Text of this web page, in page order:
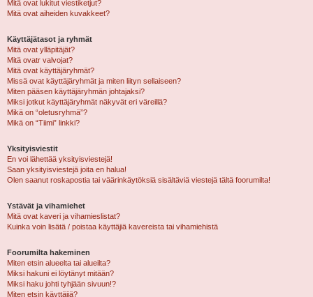
Mitä ovat lukitut viestiketjut?
Mitä ovat aiheiden kuvakkeet?
Käyttäjätasot ja ryhmät
Mitä ovat ylläpitäjät?
Mitä ovatr valvojat?
Mitä ovat käyttäjäryhmät?
Missä ovat käyttäjäryhmät ja miten liityn sellaiseen?
Miten pääsen käyttäjäryhmän johtajaksi?
Miksi jotkut käyttäjäryhmät näkyvät eri väreillä?
Mikä on “oletusryhmä”?
Mikä on “Tiimi” linkki?
Yksityisviestit
En voi lähettää yksityisviestejä!
Saan yksityisviestejä joita en halua!
Olen saanut roskapostia tai väärinkäytöksiä sisältäviä viestejä tältä foorumilta!
Ystävät ja vihamiehet
Mitä ovat kaveri ja vihamieslistat?
Kuinka voin lisätä / poistaa käyttäjiä kavereista tai vihamiehistä
Foorumilta hakeminen
Miten etsin alueelta tai alueilta?
Miksi hakuni ei löytänyt mitään?
Miksi haku johti tyhjään sivuun!?
Miten etsin käyttäjiä?